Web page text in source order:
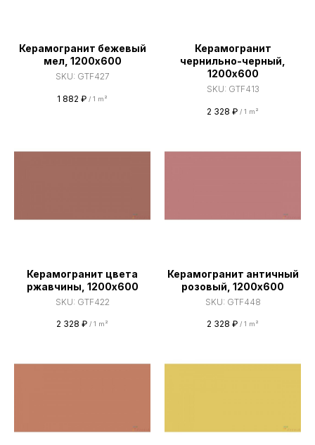
Керамогранит бежевый
мел, 1200х600
SKU: GTF427
1 882 ₽ / 1 m²
Керамогранит
чернильно-черный,
1200х600
SKU: GTF413
2 328 ₽ / 1 m²
Керамогранит цвета
ржавчины, 1200х600
SKU: GTF422
2 328 ₽ / 1 m²
Керамогранит античный
розовый, 1200х600
SKU: GTF448
2 328 ₽ / 1 m²